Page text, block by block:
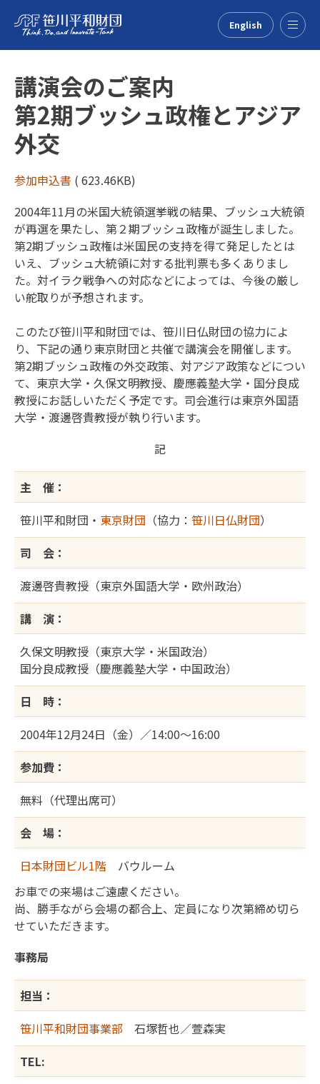
English
講演会のご案内
第2期ブッシュ政権とアジア
外交
参加申込書 ( 623.46KB)
2004年11月の米国大統領選挙戦の結果、ブッシュ大統領
が再選を果たし、第２期ブッシュ政権が誕生しました。
第2期ブッシュ政権は米国民の支持を得て発足したとは
いえ、ブッシュ大統領に対する批判票も多くありまし
た。対イラク戦争への対応などによっては、今後の厳し
い舵取りが予想されます。
このたび笹川平和財団では、笹川日仏財団の協力によ
り、下記の通り東京財団と共催で講演会を開催します。
第2期ブッシュ政権の外交政策、対アジア政策などについ
て、東京大学・久保文明教授、慶應義塾大学・国分良成
教授にお話しいただく予定です。司会進行は東京外国語
大学・渡邊啓貴教授が執り行います。
記
主 催：
笹川平和財団・ 東京財団 （協力： 笹川日仏財団）
司 会：
渡邊啓貴教授（東京外国語大学・欧州政治）
講 演：
久保文明教授（東京大学・米国政治）
国分良成教授（慶應義塾大学・中国政治）
日 時：
2004年12月24日（金）／14:00～16:00
参加費：
無料（代理出席可）
会 場：
日本財団ビル1階 バウルーム
お車での来場はご遠慮ください。
尚、勝手ながら会場の都合上、定員になり次第締め切ら
せていただきます。
事務局
担当：
笹川平和財団事業部 石塚哲也／萱森実
TEL: